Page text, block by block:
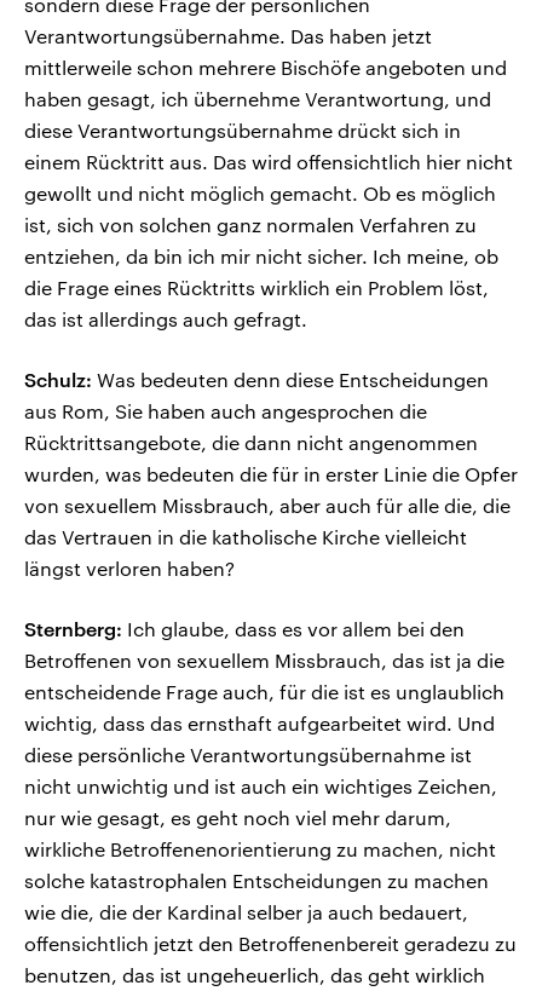
sondern diese Frage der persönlichen
Verantwortungsübernahme. Das haben jetzt
mittlerweile schon mehrere Bischöfe angeboten und
haben gesagt, ich übernehme Verantwortung, und
diese Verantwortungsübernahme drückt sich in
einem Rücktritt aus. Das wird offensichtlich hier nicht
gewollt und nicht möglich gemacht. Ob es möglich
ist, sich von solchen ganz normalen Verfahren zu
entziehen, da bin ich mir nicht sicher. Ich meine, ob
die Frage eines Rücktritts wirklich ein Problem löst,
das ist allerdings auch gefragt.
Schulz: Was bedeuten denn diese Entscheidungen
aus Rom, Sie haben auch angesprochen die
Rücktrittsangebote, die dann nicht angenommen
wurden, was bedeuten die für in erster Linie die Opfer
von sexuellem Missbrauch, aber auch für alle die, die
das Vertrauen in die katholische Kirche vielleicht
längst verloren haben?
Sternberg: Ich glaube, dass es vor allem bei den
Betroffenen von sexuellem Missbrauch, das ist ja die
entscheidende Frage auch, für die ist es unglaublich
wichtig, dass das ernsthaft aufgearbeitet wird. Und
diese persönliche Verantwortungsübernahme ist
nicht unwichtig und ist auch ein wichtiges Zeichen,
nur wie gesagt, es geht noch viel mehr darum,
wirkliche Betroffenenorientierung zu machen, nicht
solche katastrophalen Entscheidungen zu machen
wie die, die der Kardinal selber ja auch bedauert,
offensichtlich jetzt den Betroffenenbereit geradezu zu
benutzen, das ist ungeheuerlich, das geht wirklich